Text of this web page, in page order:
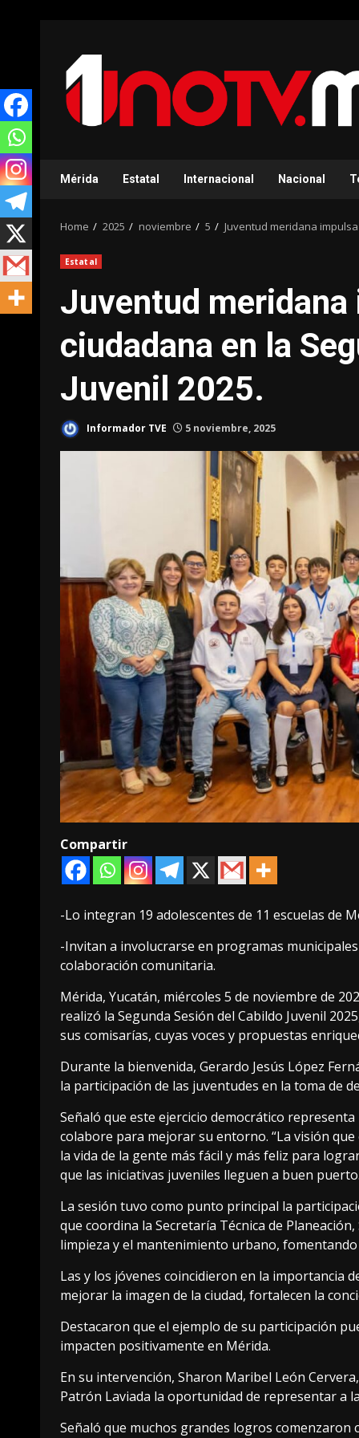
content
Mérida Estatal Internacional Nacional
Home 2025 noviembre 5 Juventud meridana
Estatal
Juventud
ciudadana en la
Juvenil 2025.
Informador TVE 5 noviembre, 2025
Compartir
-Lo integran 19 adolescentes de 11 escuelas de
-Invitan a involucrarse en programas
colaboración comunitaria.
Mérida, Yucatán, miércoles 5 de noviembre de
realizó la Segunda Sesión del Cabildo Juvenil
sus comisarías, cuyas voces y propuestas
Durante la bienvenida, Gerardo Jesús López
la participación de las juventudes en la toma de
Señaló que este ejercicio democrático
colabore para mejorar su entorno. “La visión
la vida de la gente más fácil y más feliz para
que las iniciativas juveniles lleguen a buen
La sesión tuvo como punto principal la
que coordina la Secretaría Técnica de
limpieza y el mantenimiento urbano,
Las y los jóvenes coincidieron en la importancia
mejorar la imagen de la ciudad, fortalecen la
Destacaron que el ejemplo de su participación
impacten positivamente en Mérida.
En su intervención, Sharon Maribel León
Patrón Laviada la oportunidad de representar a
Señaló que muchos grandes logros comenzaron